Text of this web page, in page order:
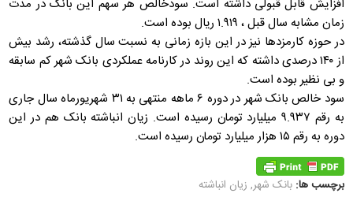
افزایش قابل قبولی داشته است. سودخالص هر سهم این بانک در مدت
زمان مشابه سال قبل ، ۱.۹۱۹ ریال بوده است.
در حوزه کارمزدها نیز در این بازه زمانی به نسبت سال گذشته، رشد بیش
از ۱۴۰ درصدی داشته که این روند در کارنامه عملکردی بانک شهر کم سابقه
و بی نظیر بوده است.
سود خالص بانک شهر در دوره ۶ ماهه منتهی به ۳۱ شهریورماه سال جاری
به رقم ۹.۹۳۷ میلیارد تومان رسیده است. زیان انباشته بانک هم در این
دوره به رقم ۱۵ هزار میلیارد تومان رسیده است.
برچسب ها: بانک شهر, زیان انباشته